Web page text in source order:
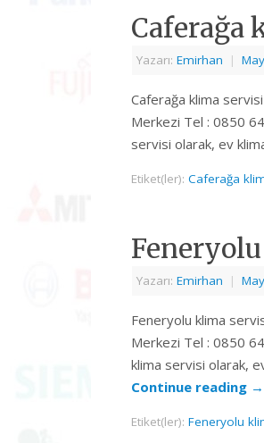
Caferağa
Yazarı: Emirhan |
Caferağa klima
Merkezi Tel : 0850
servisi olarak, ev
Etiket(ler): Caferağa
Yazarı: Emirhan |
Feneryolu klima
Merkezi Tel : 0850
klima servisi olarak,
Continue reading →
Etiket(ler): Feneryolu